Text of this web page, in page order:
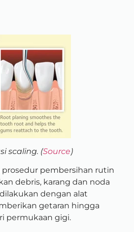
scaling. (Source)
prosedur pembersihan rutin
debris, karang dan noda
dengan alat
getaran hingga
permukaan gigi.